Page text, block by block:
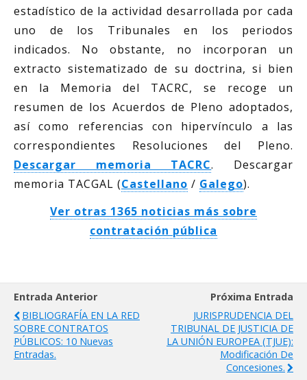
estadístico de la actividad desarrollada por cada
uno de los Tribunales en los periodos
indicados. No obstante, no incorporan un
extracto sistematizado de su doctrina, si bien
en la Memoria del TACRC, se recoge un
resumen de los Acuerdos de Pleno adoptados,
así como referencias con hipervínculo a las
correspondientes Resoluciones del Pleno.
Descargar memoria TACRC. Descargar
memoria TACGAL (Castellano / Galego).
Ver otras 1365 noticias más sobre
contratación pública
Entrada Anterior
BIBLIOGRAFÍA EN LA RED
SOBRE CONTRATOS
PÚBLICOS: 10 Nuevas
Entradas.
Próxima Entrada
JURISPRUDENCIA DEL
TRIBUNAL DE JUSTICIA DE
LA UNIÓN EUROPEA (TJUE):
Modificación De
Concesiones.